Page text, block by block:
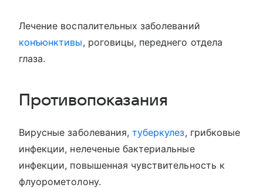
Лечение воспалительных заболеваний
конъюнктивы, роговицы, переднего отдела
глаза.
Противопоказания
Вирусные заболевания,туберкулез, грибковые
инфекции, нелеченые бактериальные
инфекции, повышенная чувствительность к
флуорометолону.